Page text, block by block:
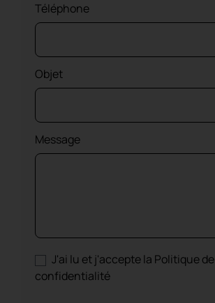
Téléphone
Objet
Message
J'ai lu et j'accepte la Politique de
confidentialité